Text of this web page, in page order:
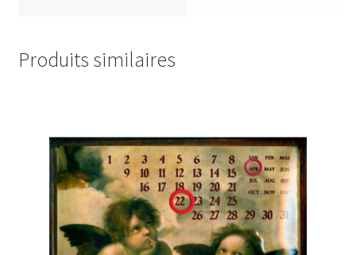
Produits similaires